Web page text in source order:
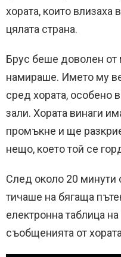
хората, които влизаха
цялата страна.
Брус беше доволен от
намираше. Името му
сред хората, особено
зали. Хората винаги
промъкне и ще
нещо, което той се
След около 20 минути
тичаше на бягаща
електронна таблица
съобщенията от